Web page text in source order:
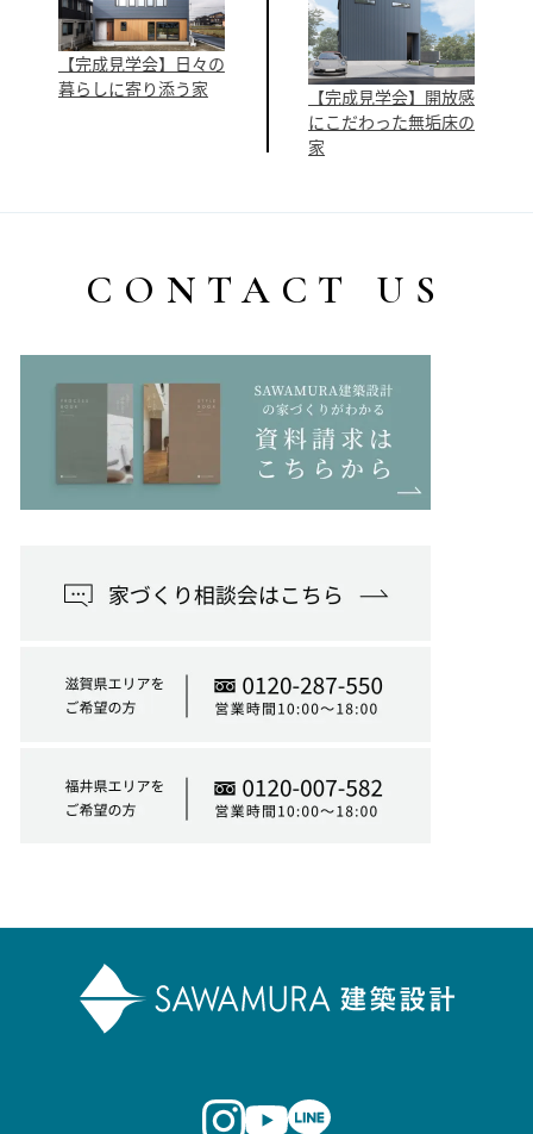
【完成見学会】日々の
暮らしに寄り添う家
【完成見学会】開放感
にこだわった無垢床の
家
CONTACT US